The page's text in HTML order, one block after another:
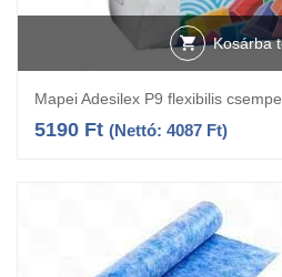
Kosárba
Mapei Adesilex P9 flexibilis
5190 Ft (Nettó: 4087 Ft)